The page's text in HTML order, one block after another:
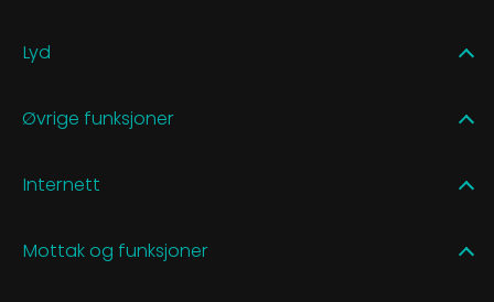
Lyd
Øvrige funksjoner
Internett
Mottak og funksjoner